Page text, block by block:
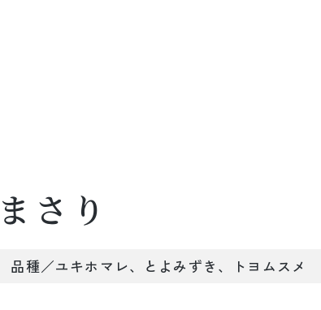
さり
品種／ユキホマレ、とよみずき、トヨムスメ